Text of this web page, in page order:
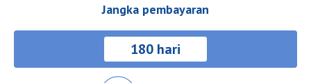
Jangka pembayaran